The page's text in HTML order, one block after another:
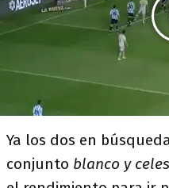
Ya los dos en
conjunto blanco y